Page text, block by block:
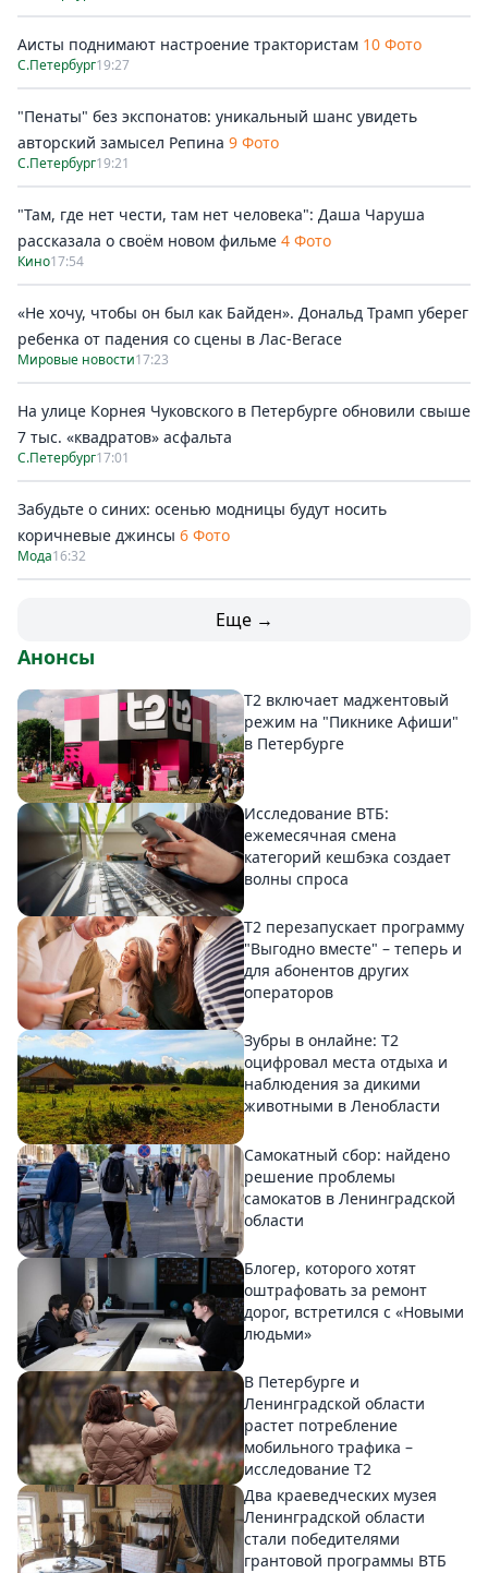
Аисты поднимают настроение трактористам 10 Фото
С.Петербург19:27
"Пенаты" без экспонатов: уникальный шанс увидеть
авторский замысел Репина 9 Фото
С.Петербург19:21
"Там, где нет чести, там нет человека": Даша Чаруша
рассказала о своём новом фильме 4 Фото
Кино17:54
«Не хочу, чтобы он был как Байден». Дональд Трамп уберег
ребенка от падения со сцены в Лас-Вегасе
Мировые новости17:23
На улице Корнея Чуковского в Петербурге обновили свыше
7 тыс. «квадратов» асфальта
С.Петербург17:01
Забудьте о синих: осенью модницы будут носить
коричневые джинсы 6 Фото
Мода16:32
Еще →
Анонсы
Т2 включает маджентовый
режим на "Пикнике Афиши"
в Петербурге
Исследование ВТБ:
ежемесячная смена
категорий кешбэка создает
волны спроса
Т2 перезапускает программу
"Выгодно вместе" – теперь и
для абонентов других
операторов
Зубры в онлайне: Т2
оцифровал места отдыха и
наблюдения за дикими
животными в Ленобласти
Самокатный сбор: найдено
решение проблемы
самокатов в Ленинградской
области
Блогер, которого хотят
оштрафовать за ремонт
дорог, встретился с «Новыми
людьми»
В Петербурге и
Ленинградской области
растет потребление
мобильного трафика –
исследование T2
Два краеведческих музея
Ленинградской области
стали победителями
грантовой программы ВТБ